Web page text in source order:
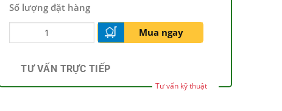
Số lượng đặt hàng
Mua ngay
TƯ VẤN TRỰC TIẾP
Tư vấn kỹ thuật